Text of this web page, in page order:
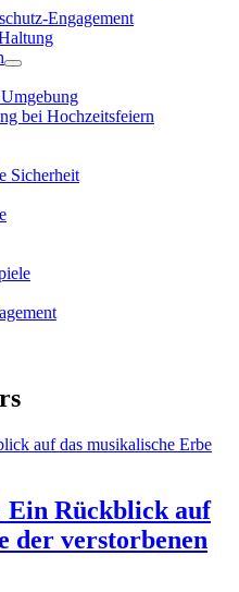
Engagement
bei Hochzeitsfeiern
Sicherheit
Ein Rückblick auf
der verstorbenen